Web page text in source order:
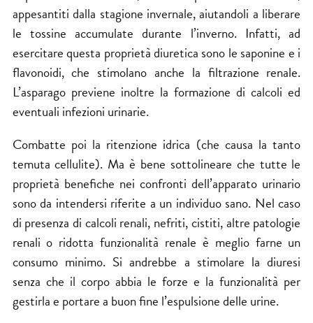
appesantiti dalla stagione invernale, aiutandoli a liberare
le tossine accumulate durante l’inverno. Infatti, ad
esercitare questa proprietà diuretica sono le saponine e i
flavonoidi, che stimolano anche la filtrazione renale.
L’asparago previene inoltre la formazione di calcoli ed
eventuali infezioni urinarie.
Combatte poi la ritenzione idrica (che causa la tanto
temuta cellulite). Ma è bene sottolineare che tutte le
proprietà benefiche nei confronti dell’apparato urinario
sono da intendersi riferite a un individuo sano. Nel caso
di presenza di calcoli renali, nefriti, cistiti, altre patologie
renali o ridotta funzionalità renale è meglio farne un
consumo minimo. Si andrebbe a stimolare la diuresi
senza che il corpo abbia le forze e la funzionalità per
gestirla e portare a buon fine l’espulsione delle urine.